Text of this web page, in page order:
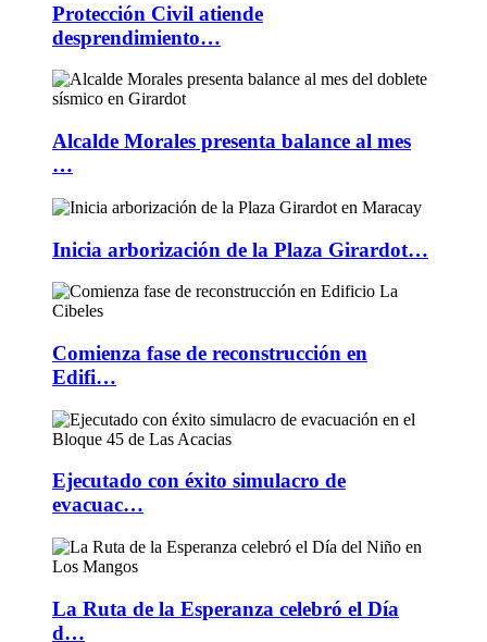
Protección Civil atiende
desprendimiento…
Alcalde Morales presenta balance al mes
…
Inicia arborización de la Plaza Girardot…
Comienza fase de reconstrucción en
Edifi…
Ejecutado con éxito simulacro de
evacuac…
La Ruta de la Esperanza celebró el Día
d…